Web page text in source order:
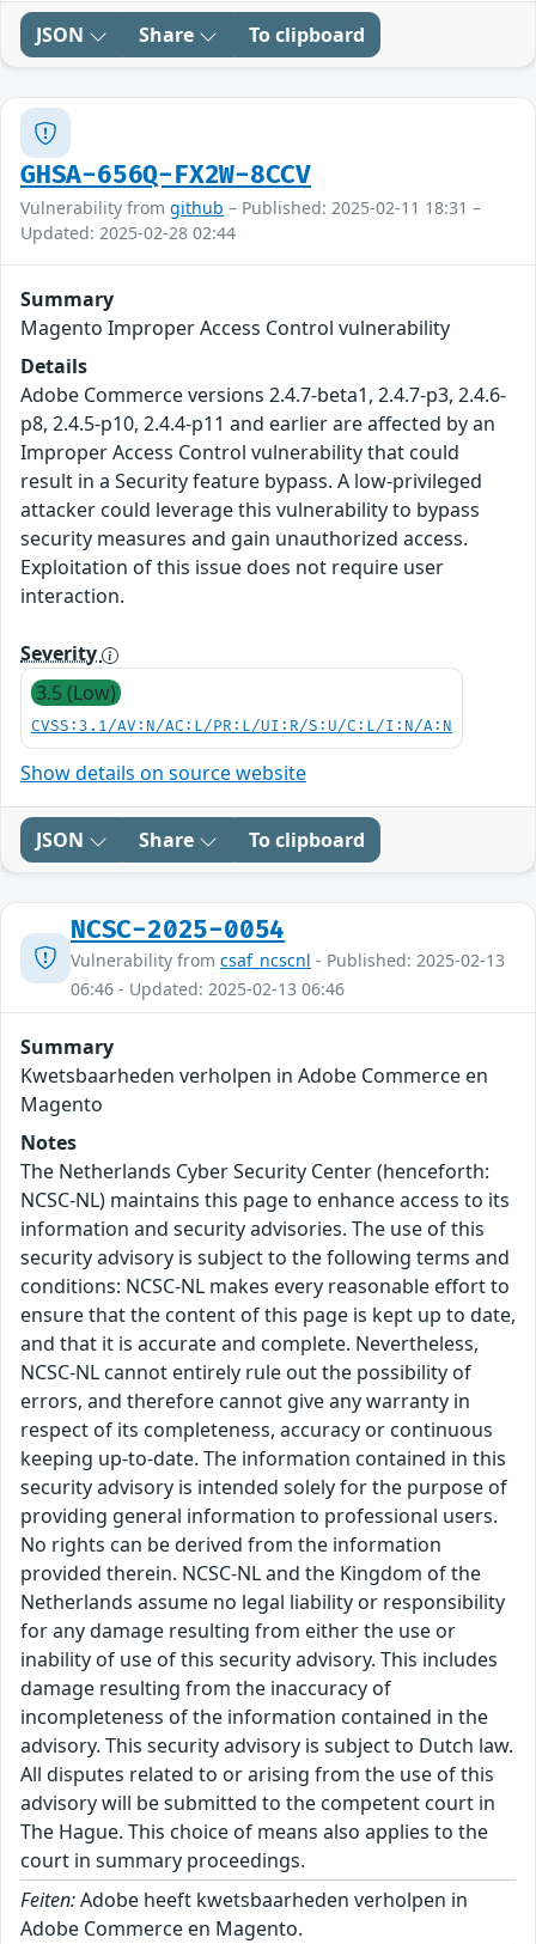
JSON Share To clipboard
GHSA-656Q-FX2W-8CCV
Vulnerability from github – Published: 2025-02-11 18:31 –
Updated: 2025-02-28 02:44
Summary
Magento Improper Access Control vulnerability
Details
Adobe Commerce versions 2.4.7-beta1, 2.4.7-p3, 2.4.6-
p8, 2.4.5-p10, 2.4.4-p11 and earlier are affected by an
Improper Access Control vulnerability that could
result in a Security feature bypass. A low-privileged
attacker could leverage this vulnerability to bypass
security measures and gain unauthorized access.
Exploitation of this issue does not require user
interaction.
Severity
3.5 (Low)
CVSS:3.1/AV:N/AC:L/PR:L/UI:R/S:U/C:L/I:N/A:N
Show details on source website
JSON Share To clipboard
NCSC-2025-0054
Vulnerability from csaf_ncscnl - Published: 2025-02-13
06:46 - Updated: 2025-02-13 06:46
Summary
Kwetsbaarheden verholpen in Adobe Commerce en
Magento
Notes
The Netherlands Cyber Security Center (henceforth:
NCSC-NL) maintains this page to enhance access to its
information and security advisories. The use of this
security advisory is subject to the following terms and
conditions: NCSC-NL makes every reasonable effort to
ensure that the content of this page is kept up to date,
and that it is accurate and complete. Nevertheless,
NCSC-NL cannot entirely rule out the possibility of
errors, and therefore cannot give any warranty in
respect of its completeness, accuracy or continuous
keeping up-to-date. The information contained in this
security advisory is intended solely for the purpose of
providing general information to professional users.
No rights can be derived from the information
provided therein. NCSC-NL and the Kingdom of the
Netherlands assume no legal liability or responsibility
for any damage resulting from either the use or
inability of use of this security advisory. This includes
damage resulting from the inaccuracy of
incompleteness of the information contained in the
advisory. This security advisory is subject to Dutch law.
All disputes related to or arising from the use of this
advisory will be submitted to the competent court in
The Hague. This choice of means also applies to the
court in summary proceedings.
Feiten:Adobe heeft kwetsbaarheden verholpen in
Adobe Commerce en Magento.